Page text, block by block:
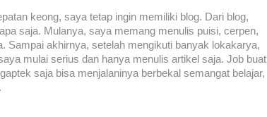
keong, saya tetap ingin memiliki blog. Dari blog,
saja. Mulanya, saya memang menulis puisi, cerpen,
Sampai akhirnya, setelah mengikuti banyak lokakarya,
mulai serius dan hanya menulis artikel saja. Job buat
saja bisa menjalaninya berbekal semangat belajar,